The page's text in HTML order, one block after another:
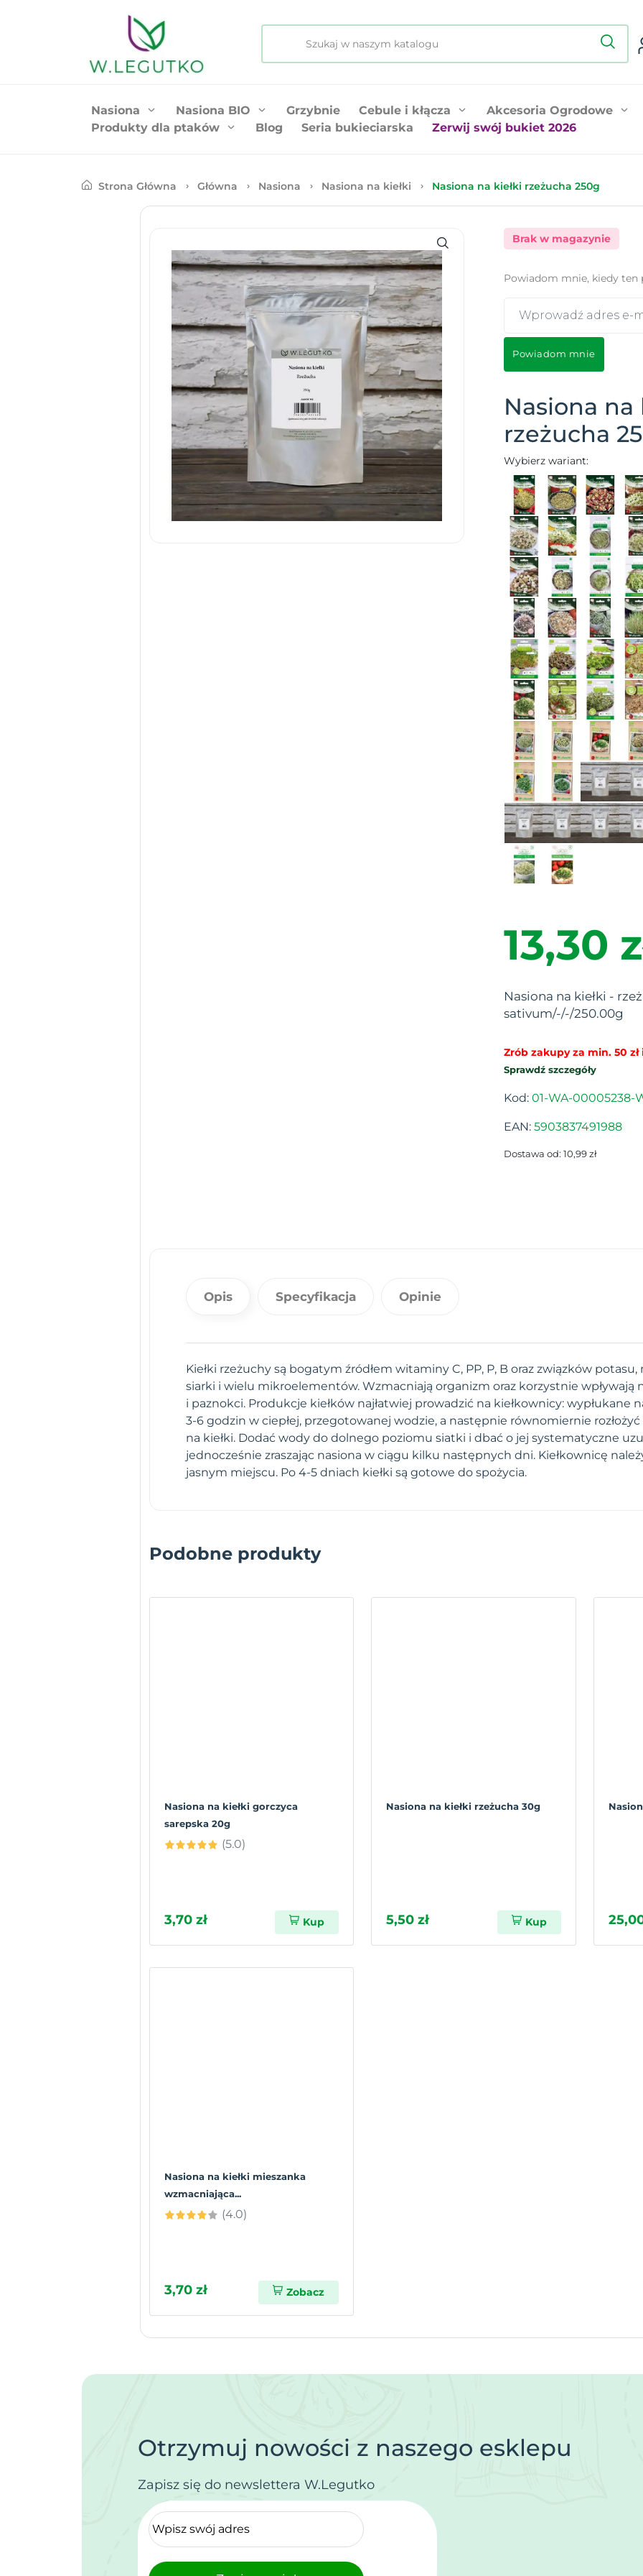
Nasiona Nasiona BIO Grzybnie Cebule i kłącza
Akcesoria Ogrodowe
Produkty dla ptaków
Blog Seria bukieciarska Zerwij swój bukiet 2026
Strona Główna Główna Nasiona Nasiona na kiełki Nasiona na kiełki rzeżucha 250g
Brak w magazynie
Powiadom mnie, kiedy
Powiadom mnie
Nasiona na
rzeżucha
Wybierz wariant:
13,30
Nasiona na kiełki -
sativum/-/-/250.00g
Zrób zakupy za min. 50
Sprawdź szczegóły
Kod: 01-WA-00005238-
EAN: 5903837491988
Dostawa od: 10,99 zł
Opis Specyfikacja Opinie
Kiełki rzeżuchy są bogatym źródłem witaminy C, PP, P, B oraz związków
siarki i wielu mikroelementów. Wzmacniają organizm oraz korzystnie wpływają
i paznokci. Produkcje kiełków najłatwiej prowadzić na kiełkownicy: wypłukane
3-6 godzin w ciepłej, przegotowanej wodzie, a następnie równomiernie
na kiełki. Dodać wody do dolnego poziomu siatki i dbać o jej systematyczne
jednocześnie zraszając nasiona w ciągu kilku następnych dni. Kiełkownicę
jasnym miejscu. Po 4-5 dniach kiełki są gotowe do spożycia.
Podobne produkty
Nasiona na kiełki gorczyca
sarepska 20g
(5.0)
3,70 zł Kup
Nasiona na kiełki rzeżucha 30g
5,50 zł Kup
Nasiona na kiełki mieszanka
wzmacniająca...
(4.0)
3,70 zł Zobacz
Otrzymuj nowości z naszego esklepu
Zapisz się do newslettera W.Legutko